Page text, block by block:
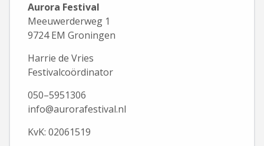
Aurora Festival
Meeuwerderweg 1
9724 EM Groningen
Harrie de Vries
Festivalcoördinator
050–5951306
info@aurorafestival.nl
KvK: 02061519